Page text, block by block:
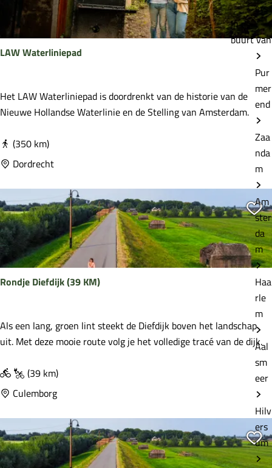
ers
In de
buurt van
Pur
mer
end
Zaa
nda
m
Am
ster
da
m
Haa
rle
m
Aal
sm
eer
Hilv
ers
um
i
e
u
t
LAW Waterliniepad
L
A
W
a
e
r
l
i
n
i
e
d
Het LAW Waterliniepad is doordrenkt van de historie van de
Nieuwe Hollandse Waterlinie en de Stelling van Amsterdam.
(350 km)
Dordrecht
Rondje Diefdijk (39 KM)
R
o
d
j
D
i
e
Als een lang, groen lint steekt de Diefdijk boven het landschap
uit. Met deze mooie route volg je het volledige tracé van de dijk.
(39 km)
Culemborg